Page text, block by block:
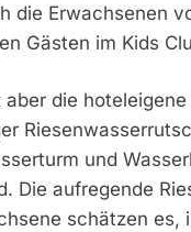
die Erwachsenen
Gästen im Kids
die
und
Die aufregende
schätzen